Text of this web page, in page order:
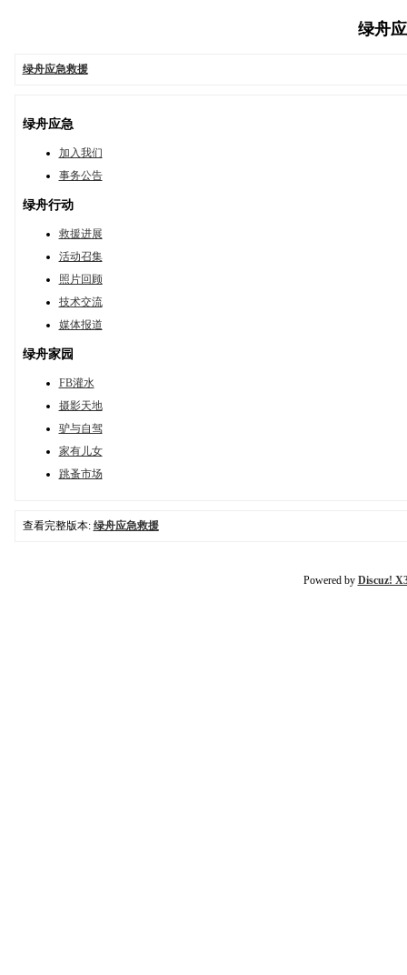
绿舟
绿舟应急救援
绿舟应急
加入我们
事务公告
绿舟行动
救援进展
活动召集
照片回顾
技术交流
媒体报道
绿舟家园
FB灌水
摄影天地
驴与自驾
家有儿女
跳蚤市场
查看完整版本: 绿舟应急救援
Powered by Discuz!